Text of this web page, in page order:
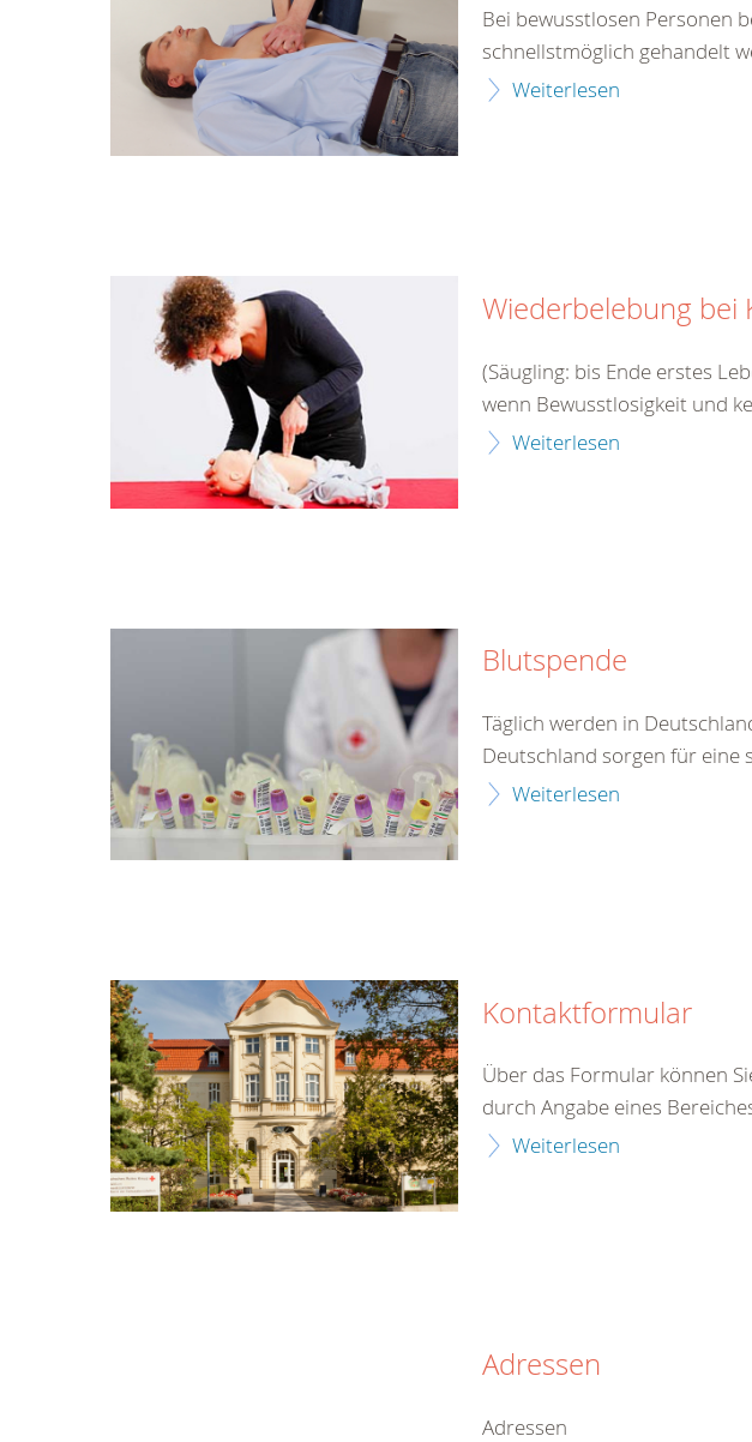
Bei bewusstlosen Personen
schnellstmöglich gehandelt
Weiterlesen
Wiederbelebung bei
(Säugling: bis Ende erstes
wenn Bewusstlosigkeit und
Weiterlesen
Blutspende
Täglich werden in
Deutschland sorgen für
Weiterlesen
Kontaktformular
Über das Formular können
durch Angabe eines
Weiterlesen
Adressen
Adressen